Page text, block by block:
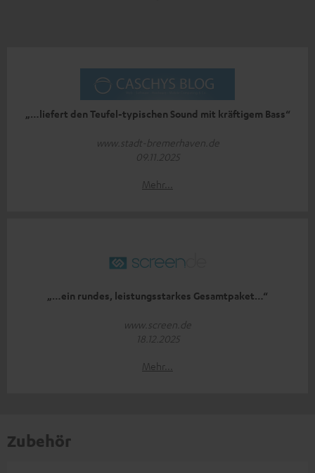
„…liefert den Teufel-typischen Sound mit kräftigem Bass“
www.stadt-bremerhaven.de
09.11.2025
Mehr...
„…ein rundes, leistungsstarkes Gesamtpaket…“
www.screen.de
18.12.2025
Mehr...
Zubehör